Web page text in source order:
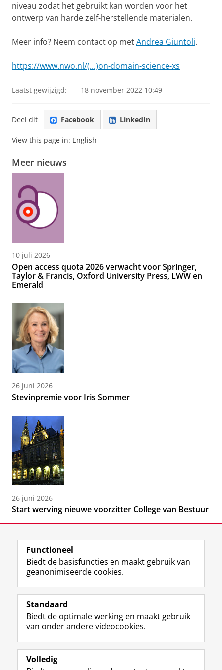
niveau zodat het gebruikt kan worden voor het
ontwerp van harde zelf-herstellende materialen.
Meer info? Neem contact op metAndrea Giuntoli.
https://www.nwo.nl/(...)on-domain-science-xs
Laatst gewijzigd: 18 november 2022 10:49
Deel dit Facebook LinkedIn
View this page in: English
Meer nieuws
10 juli 2026
Open access quota 2026 verwacht voor Springer,
Taylor & Francis, Oxford University Press, LWW en
Emerald
26 juni 2026
Stevinpremie voor Iris Sommer
26 juni 2026
Start werving nieuwe voorzitter College van Bestuur
Volg de RUG
F
a
e
b
o
L
i
k
e
I
R
S
-
f
e
I
n
t
r
Y
o
T
e
Studiekiezers
Alumni
Functioneel
Biedt de basisfuncties en maakt gebruik van
geanonimiseerde cookies.
Standaard
Biedt de optimale werking en maakt gebruik
van onder andere videocookies.
Volledig